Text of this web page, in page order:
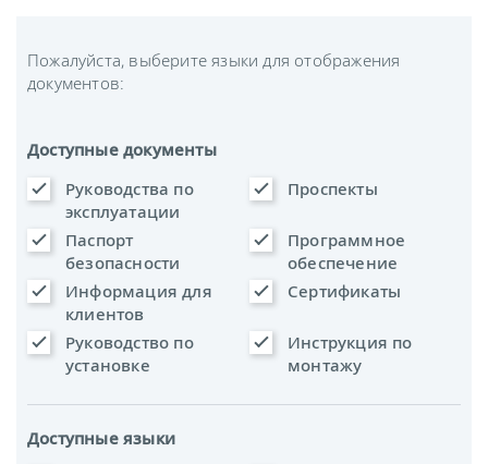
Пожалуйста, выберите языки для отображения
документов:
Доступные документы
Руководства по
эксплуатации
Проспекты
Паспорт
безопасности
Программное
обеспечение
Информация для
клиентов
Сертификаты
Руководство по
установке
Инструкция по
монтажу
Доступные языки